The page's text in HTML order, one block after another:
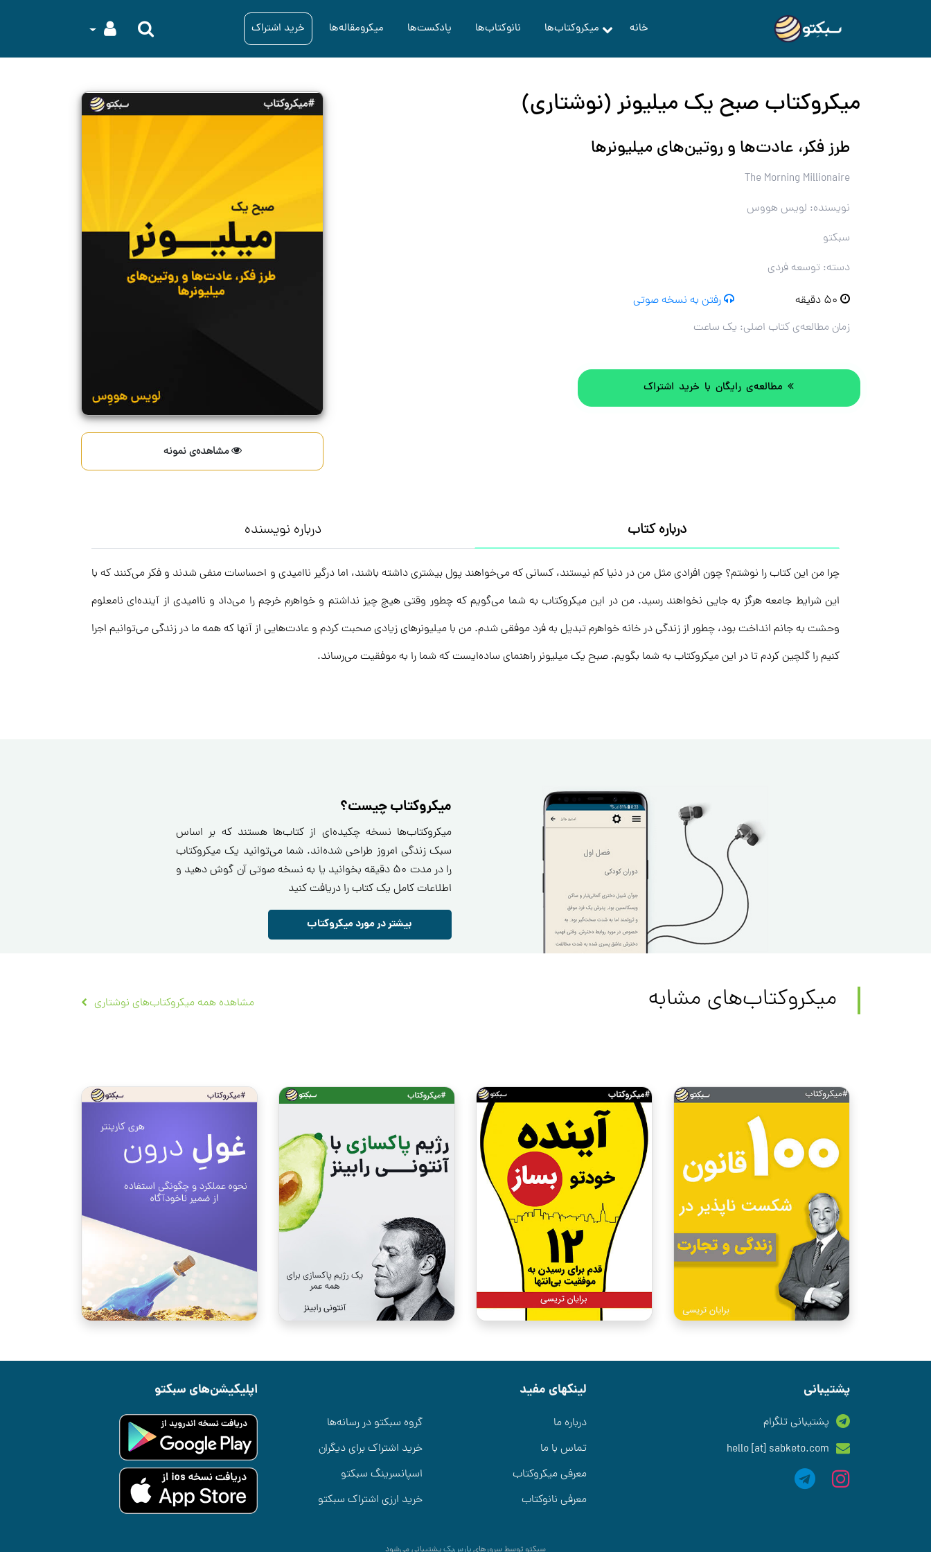
خانه میکروکتاب‌ها نانوکتاب‌ها پادکست‌ها میکرومقاله‌ها خرید اشتراک
میکروکتاب صبح یک میلیونر (نوشتاری)
طرز فکر، عادت‌ها و روتین‌های میلیونرها
The Morning Millionaire
نویسنده: لویس هووس
سبکتو
دسته: توسعه فردی
رفتن به نسخه صوتی
زمان مطالعه‌ی کتاب اصلی: یک ساعت
مطالعه‌ی رایگان با خرید اشتراک
مشاهده‌ی نمونه
درباره کتاب درباره نویسنده
چرا من این کتاب را نوشتم؟ چون افرادی مثل من در دنیا کم نیستند، کسانی که می‌خواهند پول بیشتری داشته باشند، اما درگیر ناامیدی و احساسات منفی شدند و فکر می‌کنند که با
این شرایط جامعه هرگز به جایی نخواهند رسید. من در این میکروکتاب به شما می‌گویم که چطور وقتی هیچ چیز نداشتم و خواهرم خرجم را می‌داد و ناامیدی از آینده‌ای نامعلوم
وحشت به جانم انداخت بود، چطور از زندگی در خانه خواهرم تبدیل به فرد موفقی شدم. من با میلیونرهای زیادی صحبت کردم و عادت‌هایی از آنها که همه ما در زندگی می‌توانیم اجرا
کنیم را گلچین کردم تا در این میکروکتاب به شما بگویم. صبح یک میلیونر راهنمای ساده‌ایست که شما را به موفقیت می‌رساند.
میکروکتاب چیست؟
میکروکتاب‌ها نسخه چکیده‌ای از کتاب‌ها هستند که بر اساس
سبک زندگی امروز طراحی شده‌اند. شما می‌توانید یک میکروکتاب
را در مدت ۵۰ دقیقه بخوانید یا به نسخه صوتی آن گوش دهید و
اطلاعات کامل یک کتاب را دریافت کنید
بیشتر در مورد میکروکتاب
میکروکتاب‌های مشابه مشاهده همه میکروکتاب‌های نوشتاری
پشتیبانی
پشتیبانی تلگرام
hello [at] sabketo.com
لینکهای مفید
درباره ما
تماس با ما
معرفی میکروکتاب
معرفی نانوکتاب
گروه سبکتو در رسانه‌ها
خرید اشتراک برای دیگران
اسپانسرینگ سبکتو
خرید ارزی اشتراک سبکتو
اپلیکیشن‌های سبکتو